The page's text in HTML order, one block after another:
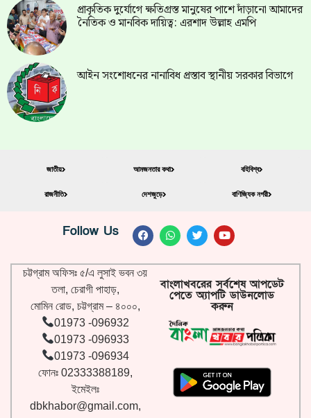
প্রাকৃতিক দুর্যোগে ক্ষতিগ্রস্ত মানুষের পাশে দাঁড়ানো আমাদের
নৈতিক ও মানবিক দায়িত্ব: এরশাদ উল্লাহ এমপি
আইন সংশোধনের নানাবিধ প্রস্তাব স্থানীয় সরকার বিভাগে
জাতীয়
রাজনীতি
আমজনতার কথা
দেশজুড়ে
বহিবিশ্ব
বাণিজ্যিক নগরী
Follow Us
চট্টগ্রাম অফিসঃ ৫/এ লুসাই ভবন ৩য়
তলা, চেরাগী পাহাড়,
মোমিন রোড, চট্টগ্রাম – ৪০০০,
01973 -096932
01973 -096933
01973 -096934
ফোনঃ 02333388189,
ইমেইলঃ
dbkhabor@gmail.com,
বাংলাখবরের সর্বশেষ আপডেট
পেতে অ্যাপটি ডাউনলোড
করুন